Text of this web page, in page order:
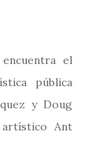
el
pública
y Doug
artístico Ant